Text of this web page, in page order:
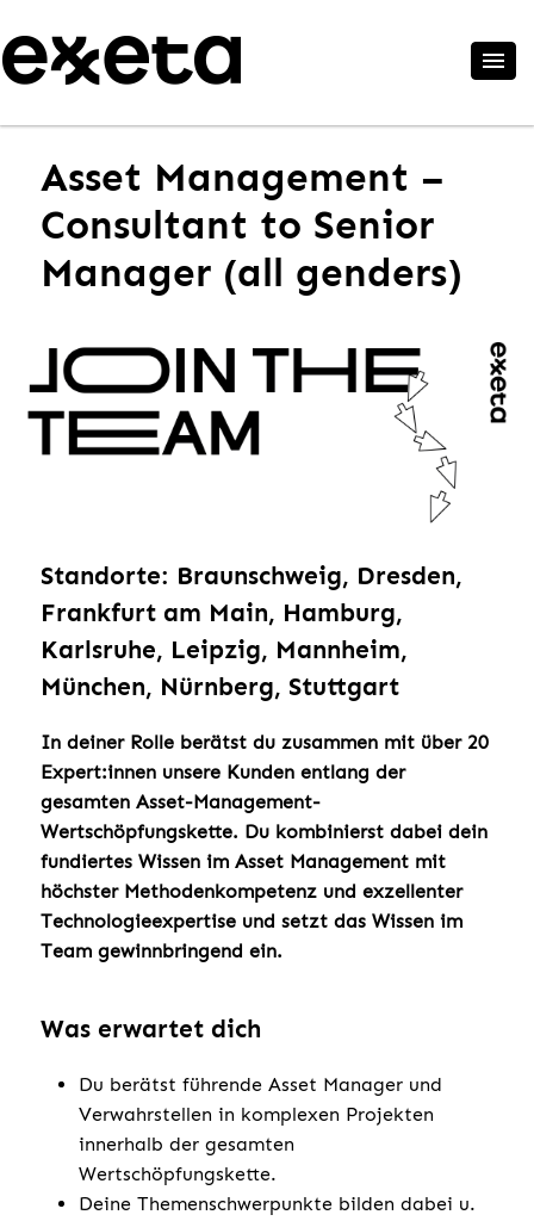
Asset Management –
Consultant to Senior
Manager (all genders)
Standorte: Braunschweig, Dresden,
Frankfurt am Main, Hamburg,
Karlsruhe, Leipzig, Mannheim,
München, Nürnberg, Stuttgart
In deiner Rolle berätst du zusammen mit über 20
Expert:innen unsere Kunden entlang der
gesamten Asset-Management-
Wertschöpfungskette. Du kombinierst dabei dein
fundiertes Wissen im Asset Management mit
höchster Methodenkompetenz und exzellenter
Technologieexpertise und setzt das Wissen im
Team gewinnbringend ein.
Was erwartet dich
Du berätst führende Asset Manager und
Verwahrstellen in komplexen Projekten
innerhalb der gesamten
Wertschöpfungskette.
Deine Themenschwerpunkte bilden dabei u.